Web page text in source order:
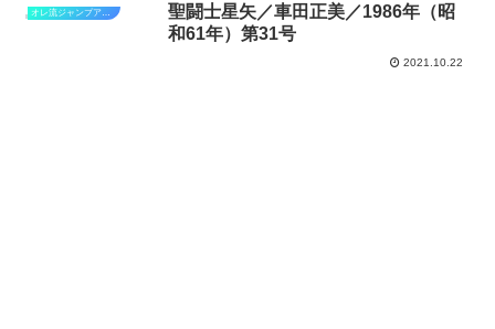
オレ流ジャンプアゲイン
聖闘士星矢／車田正美／1986年（昭
和61年）第31号
2021.10.22